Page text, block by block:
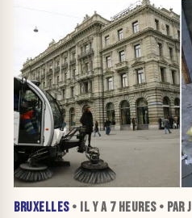
BRUXELLES• IL Y A 7 HEURES• PAR